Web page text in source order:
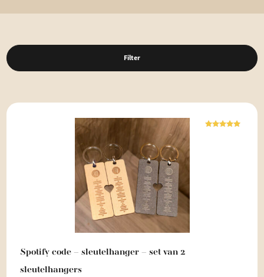
Filter
Spotify code – sleutelhanger – set van 2
sleutelhangers